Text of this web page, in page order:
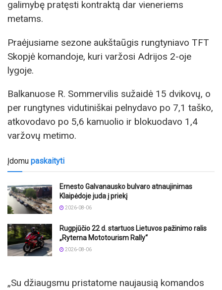
galimybę pratęsti kontraktą dar vieneriems
metams.
Praėjusiame sezone aukštaūgis rungtyniavo TFT
Skopjė komandoje, kuri varžosi Adrijos 2-oje
lygoje.
Balkanuose R. Sommervilis sužaidė 15 dvikovų, o
per rungtynes vidutiniškai pelnydavo po 7,1 taško,
atkovodavo po 5,6 kamuolio ir blokuodavo 1,4
varžovų metimo.
Įdomu paskaityti
Ernesto Galvanausko bulvaro atnaujinimas
Klaipėdoje juda į priekį
2026-08-06
Rugpjūčio 22 d. startuos Lietuvos pažinimo ralis
„Ryterna Mototourism Rally“
2026-08-06
„Su džiaugsmu pristatome naujausią komandos